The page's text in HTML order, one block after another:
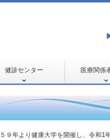
健診センター 医療関係
年より健康大学を開催し、令和1